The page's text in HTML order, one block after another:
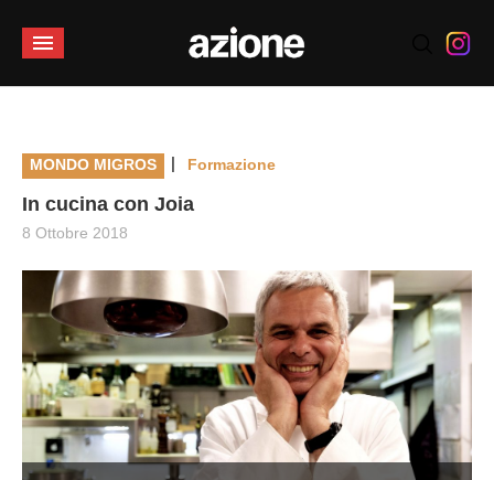
MONDO MIGROS | Formazione
In cucina con Joia
8 Ottobre 2018